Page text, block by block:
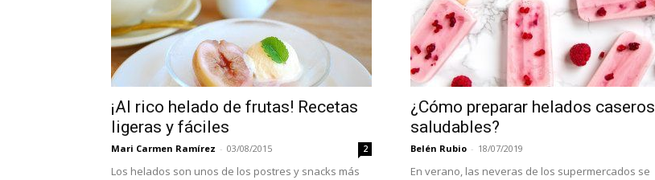
¡Al rico helado de frutas! Recetas
ligeras y fáciles
Mari Carmen Ramírez - 03/08/2015 2
Los helados son unos de los postres y snacks más
¿Cómo preparar helados caseros
saludables?
Belén Rubio - 18/07/2019
En verano, las neveras de los supermercados se